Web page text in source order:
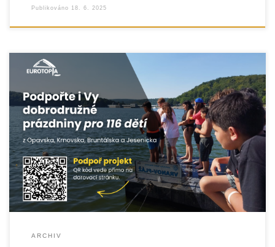
Publikováno 18. 6. 2025
Letní prázdniny jsou pro většinu dětí obdobím radosti,
výletů a zážitků. Pro ty, se kterými dlouhodobě pracujeme
v regionech Opavska, Krnovska, Bruntálska
ARCHIV